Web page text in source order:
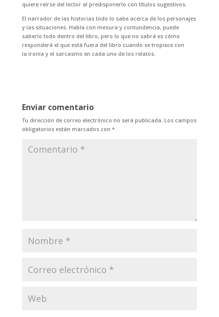
quiere reírse del lector al predisponerlo con títulos sugestivos.
El narrador de las historias todo lo sabe acerca de los personajes
y las situaciones. Habla con mesura y contundencia, puede
saberlo todo dentro del libro, pero lo que no sabrá es cómo
responderá el que está fuera del libro cuando se tropiece con
la ironía y el sarcasmo en cada uno de los relatos.
Enviar comentario
Tu dirección de correo electrónico no será publicada. Los campos
obligatorios están marcados con *